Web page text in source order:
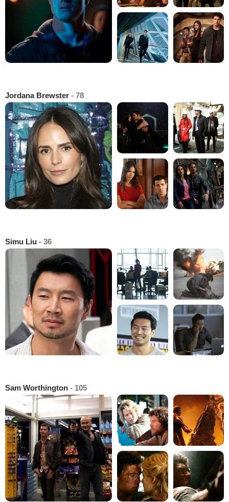
Jordana Brewster - 78
Simu Liu - 36
Sam Worthington - 105